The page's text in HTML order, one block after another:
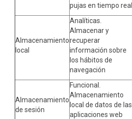
pujas en tiempo real
Almacenamiento
local
Analíticas.
Almacenar y
recuperar
información sobre
los hábitos de
navegación
Almacenamiento
de sesión
Funcional.
Almacenamiento
local de datos de las
aplicaciones web